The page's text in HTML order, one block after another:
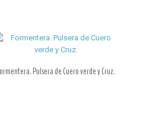
Pulsera de Cuero verde y Cruz.